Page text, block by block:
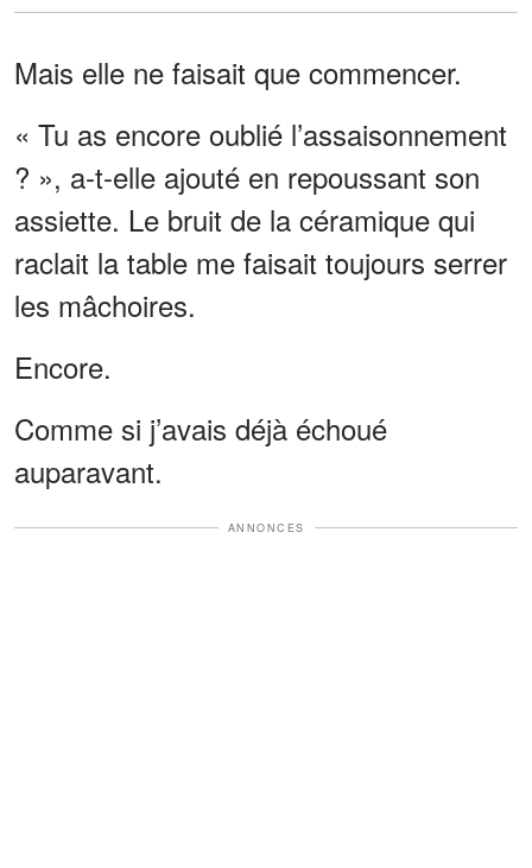
Mais elle ne faisait que commencer.
« Tu as encore oublié l’assaisonnement
? », a-t-elle ajouté en repoussant son
assiette. Le bruit de la céramique qui
raclait la table me faisait toujours serrer
les mâchoires.
Encore.
Comme si j’avais déjà échoué
auparavant.
ANNONCES